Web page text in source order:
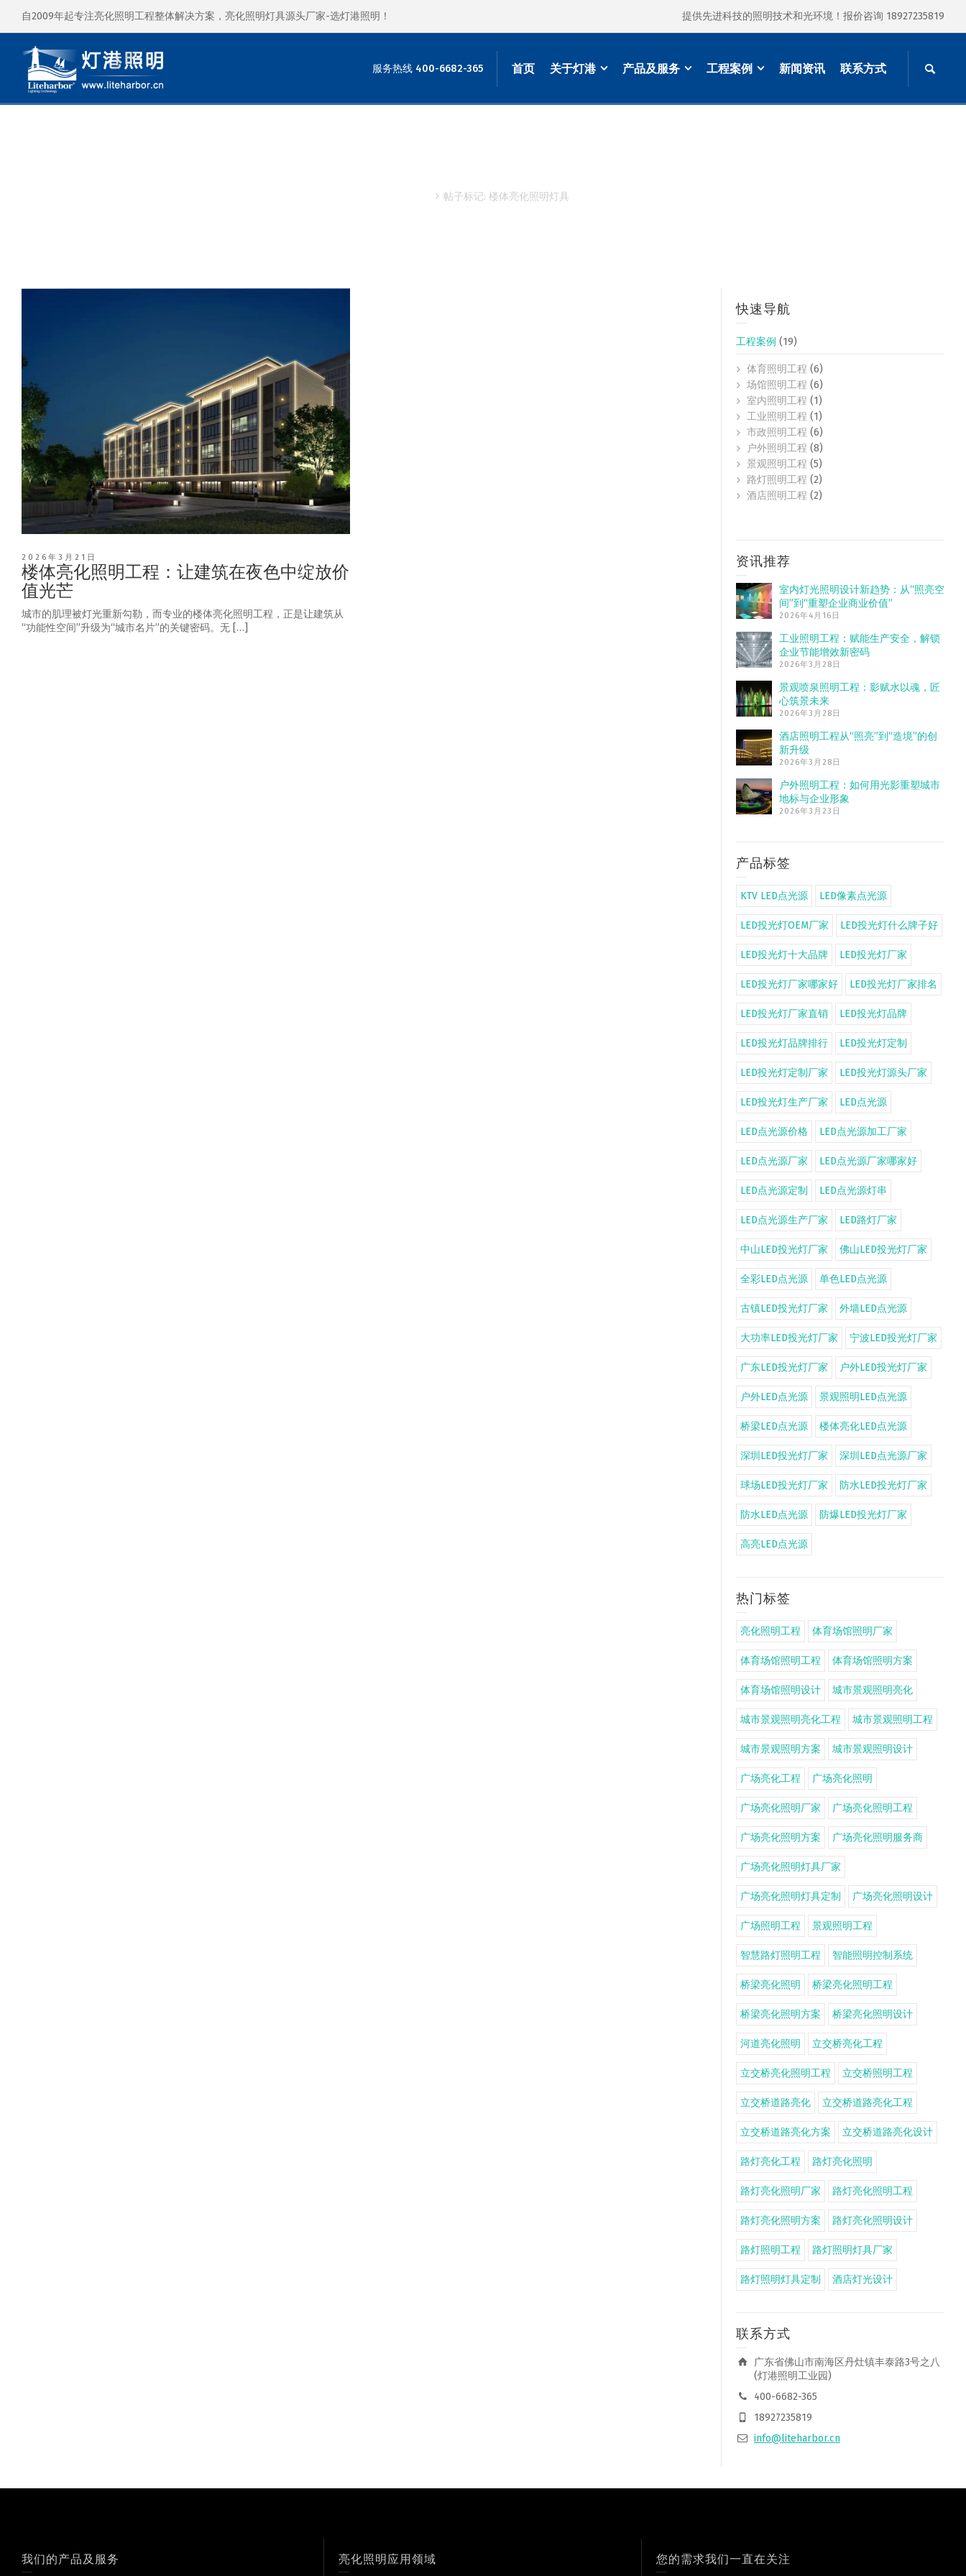
自2009年起专注亮化照明工程整体解决方案，亮化照明灯具源头厂家-选灯港照明！ 提供先进科技的照明技术和光环境！报价咨询 18927235819
服务热线 400-6682-365 首页 关于灯港 产品及服务 工程案例 新闻资讯 联系方式
帖子标记: 楼体亮化照明灯具
2026年3月21日
楼体亮化照明工程：让建筑在夜色中绽放价
值光芒
城市的肌理被灯光重新勾勒，而专业的楼体亮化照明工程，正是让建筑从
“功能性空间”升级为“城市名片”的关键密码。无 […]
快速导航
工程案例 (19)
体育照明工程 (6)
场馆照明工程 (6)
室内照明工程 (1)
工业照明工程 (1)
市政照明工程 (6)
户外照明工程 (8)
景观照明工程 (5)
路灯照明工程 (2)
酒店照明工程 (2)
资讯推荐
室内灯光照明设计新趋势：从“照亮空
间”到“重塑企业商业价值”
2026年4月16日
工业照明工程：赋能生产安全，解锁
企业节能增效新密码
2026年3月28日
景观喷泉照明工程：影赋水以魂，匠
心筑景未来
2026年3月28日
酒店照明工程从“照亮”到“造境”的创
新升级
2026年3月28日
户外照明工程：如何用光影重塑城市
地标与企业形象
2026年3月23日
产品标签
KTV LED点光源 LED像素点光源
LED投光灯OEM厂家 LED投光灯什么牌子好
LED投光灯十大品牌 LED投光灯厂家
LED投光灯厂家哪家好 LED投光灯厂家排名
LED投光灯厂家直销 LED投光灯品牌
LED投光灯品牌排行 LED投光灯定制
LED投光灯定制厂家 LED投光灯源头厂家
LED投光灯生产厂家 LED点光源
LED点光源价格 LED点光源加工厂家
LED点光源厂家 LED点光源厂家哪家好
LED点光源定制 LED点光源灯串
LED点光源生产厂家 LED路灯厂家
中山LED投光灯厂家 佛山LED投光灯厂家
全彩LED点光源 单色LED点光源
古镇LED投光灯厂家 外墙LED点光源
大功率LED投光灯厂家 宁波LED投光灯厂家
广东LED投光灯厂家 户外LED投光灯厂家
户外LED点光源 景观照明LED点光源
桥梁LED点光源 楼体亮化LED点光源
深圳LED投光灯厂家 深圳LED点光源厂家
球场LED投光灯厂家 防水LED投光灯厂家
防水LED点光源 防爆LED投光灯厂家
高亮LED点光源
热门标签
亮化照明工程 体育场馆照明厂家
体育场馆照明工程 体育场馆照明方案
体育场馆照明设计 城市景观照明亮化
城市景观照明亮化工程 城市景观照明工程
城市景观照明方案 城市景观照明设计
广场亮化工程 广场亮化照明
广场亮化照明厂家 广场亮化照明工程
广场亮化照明方案 广场亮化照明服务商
广场亮化照明灯具厂家
广场亮化照明灯具定制 广场亮化照明设计
广场照明工程 景观照明工程
智慧路灯照明工程 智能照明控制系统
桥梁亮化照明 桥梁亮化照明工程
桥梁亮化照明方案 桥梁亮化照明设计
河道亮化照明 立交桥亮化工程
立交桥亮化照明工程 立交桥照明工程
立交桥道路亮化 立交桥道路亮化工程
立交桥道路亮化方案 立交桥道路亮化设计
路灯亮化工程 路灯亮化照明
路灯亮化照明厂家 路灯亮化照明工程
路灯亮化照明方案 路灯亮化照明设计
路灯照明工程 路灯照明灯具厂家
路灯照明灯具定制 酒店灯光设计
联系方式
广东省佛山市南海区丹灶镇丰泰路3号之八
(灯港照明工业园)
400-6682-365
18927235819
info@liteharbor.cn
我们的产品及服务 亮化照明应用领域 您的需求我们一直在关注